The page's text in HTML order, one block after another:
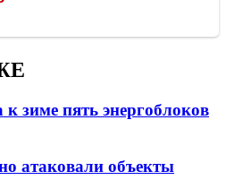
зиме пять энергоблоков
атаковали объекты